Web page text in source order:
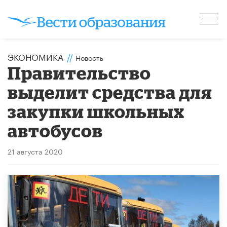
ЭКОНОМИКА // Новость
Правительство
выделит средства для
закупки школьных
автобусов
21 августа 2020